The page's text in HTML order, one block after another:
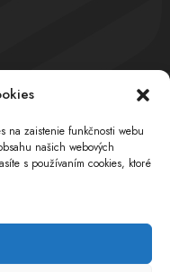
na zaistenie funkčnosti webu
našich webových
s používaním cookies, ktoré